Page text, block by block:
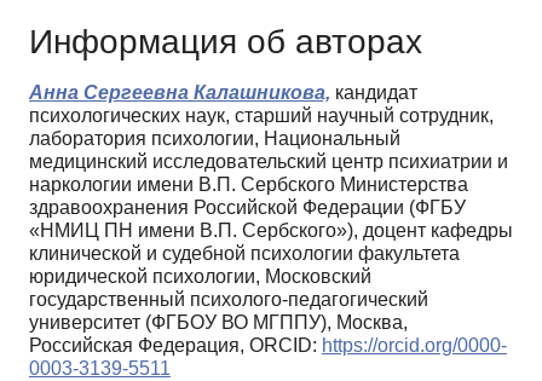
Информация об авторах
Анна Сергеевна Калашникова, кандидат
психологических наук, старший научный сотрудник,
лаборатория психологии, Национальный
медицинский исследовательский центр психиатрии и
наркологии имени В.П. Сербского Министерства
здравоохранения Российской Федерации (ФГБУ
«НМИЦ ПН имени В.П. Сербского»), доцент кафедры
клинической и судебной психологии факультета
юридической психологии, Московский
государственный психолого-педагогический
университет (ФГБОУ ВО МГППУ), Москва,
Российская Федерация, ORCID: https://orcid.org/0000-
0003-3139-5511